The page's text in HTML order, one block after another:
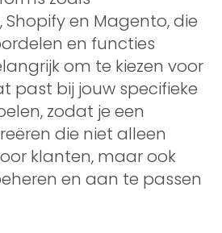
en Magento, die
en functies
om te kiezen voor
past bij jouw specifieke
zodat je een
die niet alleen
klanten, maar ook
en aan te passen